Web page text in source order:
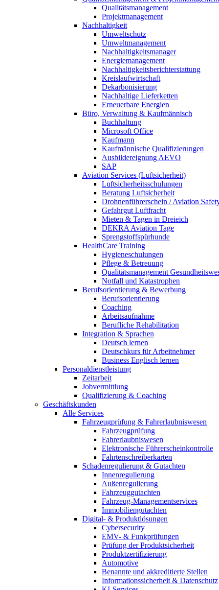
Qualitätsmanagement
Projektmanagement
Nachhaltigkeit
Umweltschutz
Umweltmanagement
Nachhaltigkeitsmanager
Energiemanagement
Nachhaltigkeitsberichterstattung
Kreislaufwirtschaft
Dekarbonisierung
Nachhaltige Lieferketten
Erneuerbare Energien
Büro, Verwaltung & Kaufmännisch
Buchhaltung
Microsoft Office
Kaufmann
Kaufmännische Qualifizierungen
Ausbildereignung AEVO
SAP
Aviation Services (Luftsicherheit)
Luftsicherheitsschulungen
Beratung Luftsicherheit
Drohnenführerschein / Aviation
Gefahrgut Luftfracht
Mieten & Tagen in Dreieich
DEKRA Aviation Tage
Sprengstoffspürhunde
HealthCare Training
Hygieneschulungen
Pflege & Betreuung
Qualitätsmanagement
Notfall und Katastrophen
Berufsorientierung & Bewerbung
Berufsorientierung
Coaching
Arbeitsaufnahme
Berufliche Rehabilitation
Integration & Sprachen
Deutsch lernen
Deutschkurs für Arbeitnehmer
Business Englisch lernen
Personaldienstleistung
Zeitarbeit
Jobvermittlung
Qualifizierung & Coaching
Geschäftskunden
Alle Services
Fahrzeugprüfung & Fahrerlaubniswesen
Fahrzeugprüfung
Fahrerlaubniswesen
Elektronische Führerscheinkontrolle
Fahrtenschreiberkarten
Schadenregulierung & Gutachten
Innenregulierung
Außenregulierung
Fahrzeuggutachten
Fahrzeug-Managementservices
Immobiliengutachten
Digital- & Produktlösungen
Cybersecurity
EMV- & Funkprüfungen
Prüfung der Produktsicherheit
Produktzertifizierung
Automotive
Benannte und akkreditierte Stellen
Informationssicherheit & Datenschutz